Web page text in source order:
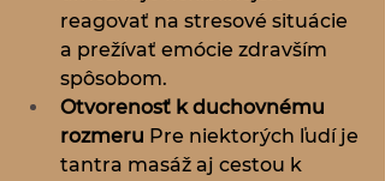
reagovať na stresové situácie
a prežívať emócie zdravším
spôsobom.
Otvorenosť k duchovnému
rozmeru Pre niektorých ľudí je
tantra masáž aj cestou k